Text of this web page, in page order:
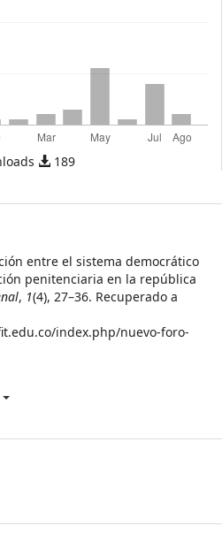
189
entre el sistema democrático
penitenciaria en la república
, 1(4), 27–36. Recuperado a
index.php/nuevo-foro-